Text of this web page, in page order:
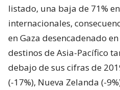
listado, una baja de 71%
internacionales,
en Gaza desencadenado
destinos de Asia-Pacífico
debajo de sus cifras de
(-17%), Nueva Zelanda (-